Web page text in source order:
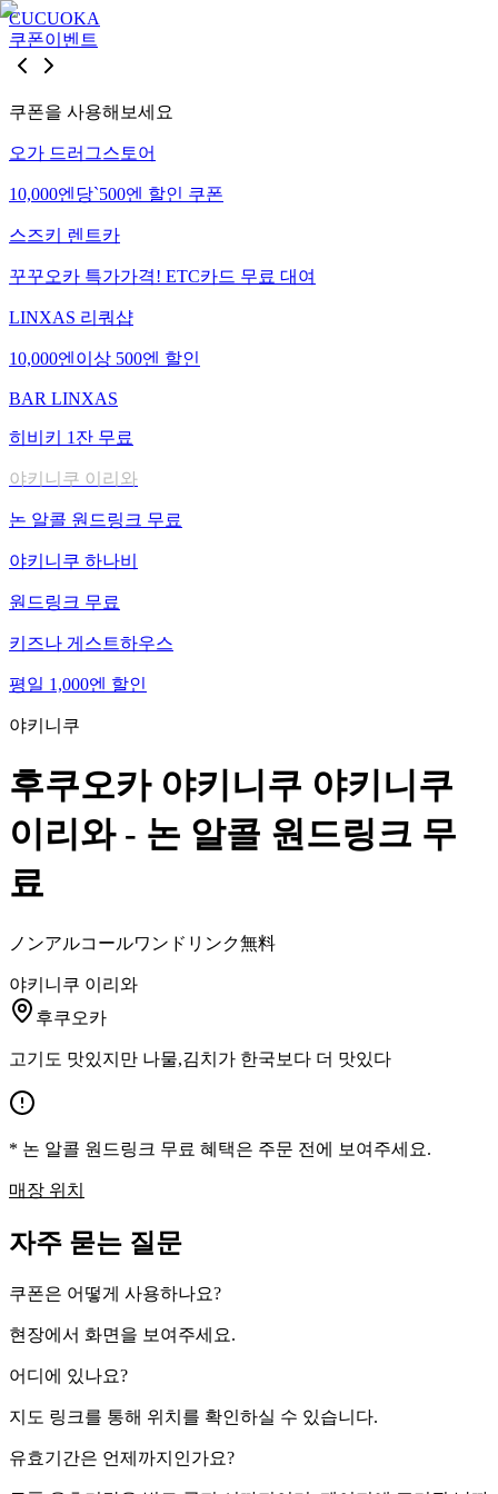
CUCUOKA
쿠폰이벤트
쿠폰을 사용해보세요
오가 드러그스토어
10,000엔당`500엔 할인 쿠폰
스즈키 렌트카
꾸꾸오카 특가가격! ETC카드 무료 대여
LINXAS 리쿼샵
10,000엔이상 500엔 할인
BAR LINXAS
히비키 1잔 무료
야키니쿠 이리와
논 알콜 원드링크 무료
야키니쿠 하나비
원드링크 무료
키즈나 게스트하우스
평일 1,000엔 할인
야키니쿠
후쿠오카 야키니쿠 야키니쿠
이리와 - 논 알콜 원드링크 무
료
ノンアルコールワンドリンク無料
야키니쿠 이리와
후쿠오카
고기도 맛있지만 나물,김치가 한국보다 더 맛있다
* 논 알콜 원드링크 무료 혜택은 주문 전에 보여주세요.
매장 위치
자주 묻는 질문
쿠폰은 어떻게 사용하나요?
현장에서 화면을 보여주세요.
어디에 있나요?
지도 링크를 통해 위치를 확인하실 수 있습니다.
유효기간은 언제까지인가요?